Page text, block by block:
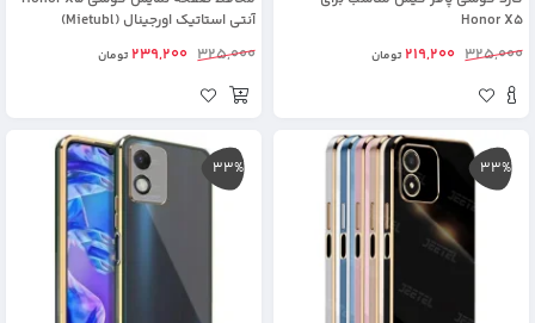
Honor X5
325,000
219,200تومان
آنتی استاتیک اورجینال (Mietubl)
325,000
239,200تومان
33%
33%